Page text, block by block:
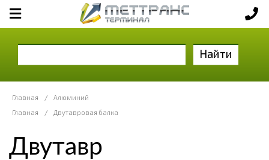
Найти
Главная /
Алюминий
Главная
/ Двутавровая балка
Двутавр